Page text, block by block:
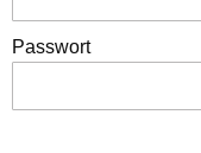
Passwort